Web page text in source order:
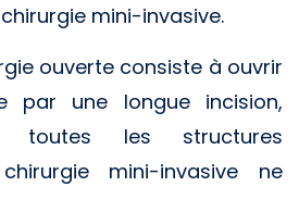
mini-invasive.
ouverte consiste à ouvrir
par une longue incision,
toutes les structures
mini-invasive ne